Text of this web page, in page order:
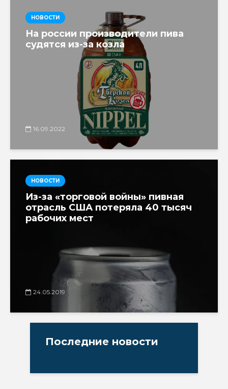
НОВОСТИ
На россии производители пива
судятся из-за козла
16.09.2022
НОВОСТИ
Из-за «торговой войны» пивная
отрасль США потеряла 40 тысяч
рабочих мест
24.05.2019
Последние новости